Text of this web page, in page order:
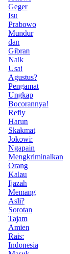
Geger
Isu
Prabowo
Mundur
dan
Gibran
Naik
Usai
Agustus?
Pengamat
Ungkap
Bocorannya!
Refly
Harun
Skakmat
Jokowi:
Ngapain
Mengkriminalkan
Orang
Kalau
Ijazah
Memang
Asli?
Sorotan
Tajam
Amien
Rais:
Indonesia